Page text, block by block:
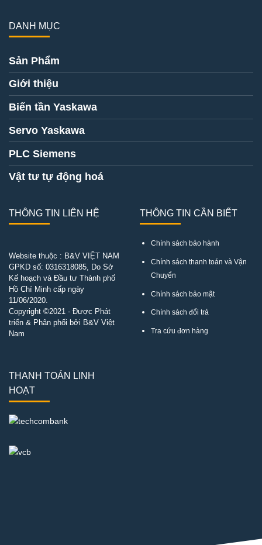
DANH MỤC
Sản Phẩm
Giới thiệu
Biến tần Yaskawa
Servo Yaskawa
PLC Siemens
Vật tư tự động hoá
THÔNG TIN LIÊN HỆ
Website thuộc : B&V VIỆT NAM
GPKD số: 0316318085, Do Sở
Kế hoạch và Đầu tư Thành phố
Hồ Chí Minh cấp ngày
11/06/2020.
Copyright ©2021 - Được Phát
triển & Phân phối bởi B&V Việt
Nam
THÔNG TIN CẦN BIẾT
Chính sách bảo hành
Chính sách thanh toán và Vận
Chuyển
Chính sách bảo mật
Chính sách đổi trả
Tra cứu đơn hàng
THANH TOÁN LINH
HOẠT